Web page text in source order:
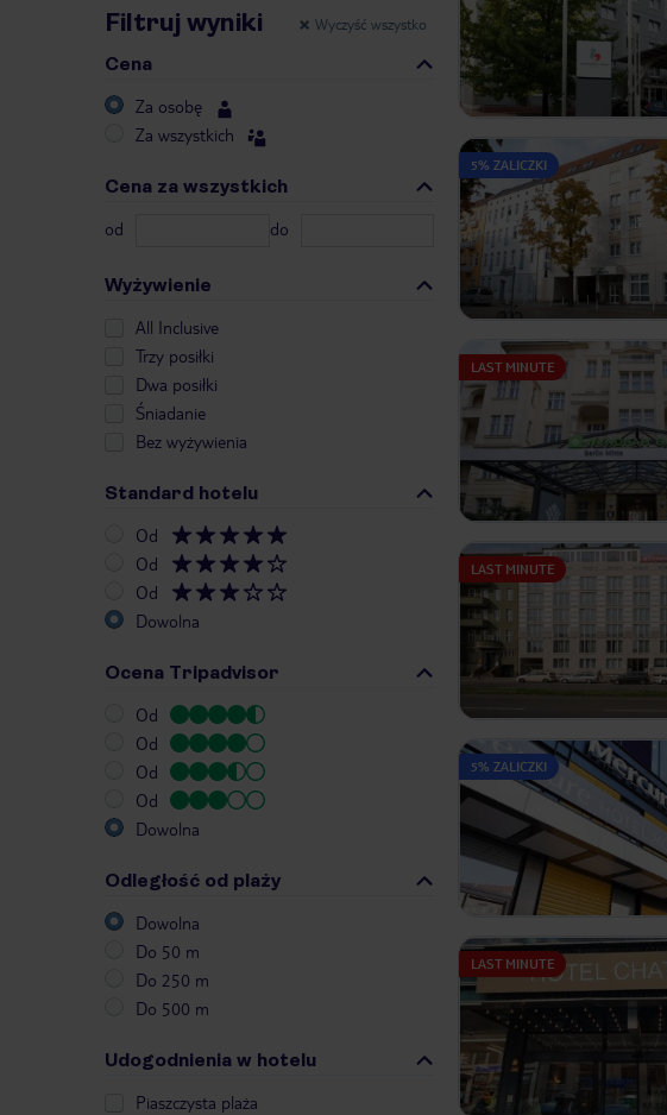
Filtruj wyniki Wyczyść wszystko
Cena
Za osobę
Za wszystkich
Cena za wszystkich
od do
Wyżywienie
All Inclusive
Trzy posiłki
Dwa posiłki
Śniadanie
Bez wyżywienia
Standard hotelu
Od
Od
Od
Dowolna
Ocena Tripadvisor
Od
Od
Od
Od
Dowolna
Odległość od plaży
Dowolna
Do 50 m
Do 250 m
Do 500 m
Udogodnienia w hotelu
Piaszczysta plaża
5% ZALICZKI
LAST MINUTE
LAST MINUTE
5% ZALICZKI
LAST MINUTE